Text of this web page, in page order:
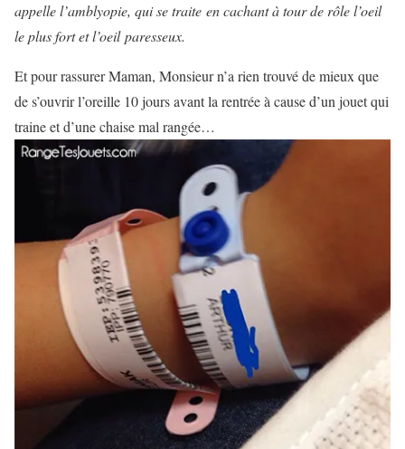
appelle l’amblyopie, qui se traite en cachant à tour de rôle l’oeil
le plus fort et l’oeilparesseux.
Et pour rassurer Maman, Monsieur n’a rien trouvé de mieux que
de s’ouvrir l’oreille 10 jours avant la rentrée à cause d’un jouet qui
traine et d’une chaise mal rangée…